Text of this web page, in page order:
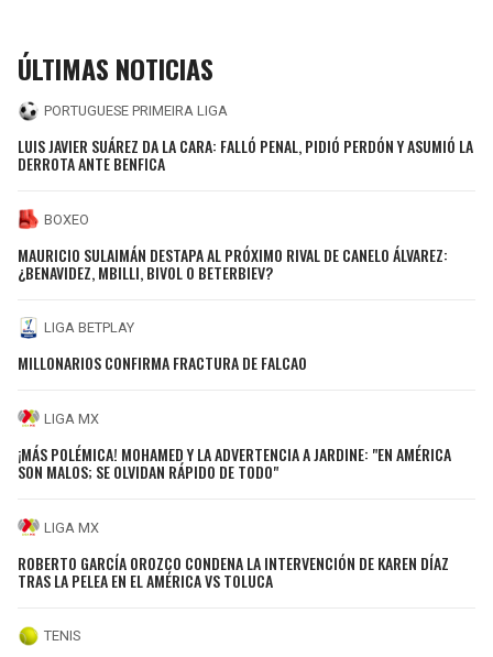
ÚLTIMAS NOTICIAS
PORTUGUESE PRIMEIRA LIGA
LUIS JAVIER SUÁREZ DA LA CARA: FALLÓ PENAL, PIDIÓ PERDÓN Y ASUMIÓ LA
DERROTA ANTE BENFICA
BOXEO
MAURICIO SULAIMÁN DESTAPA AL PRÓXIMO RIVAL DE CANELO ÁLVAREZ:
¿BENAVIDEZ, MBILLI, BIVOL O BETERBIEV?
LIGA BETPLAY
MILLONARIOS CONFIRMA FRACTURA DE FALCAO
LIGA MX
¡MÁS POLÉMICA! MOHAMED Y LA ADVERTENCIA A JARDINE: "EN AMÉRICA
SON MALOS; SE OLVIDAN RÁPIDO DE TODO"
LIGA MX
ROBERTO GARCÍA OROZCO CONDENA LA INTERVENCIÓN DE KAREN DÍAZ
TRAS LA PELEA EN EL AMÉRICA VS TOLUCA
TENIS